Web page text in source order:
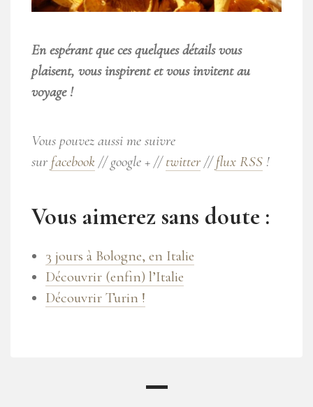
En espérant que ces quelques détails vous
plaisent, vous inspirent et vous invitent au
voyage !
Vous pouvez aussi me suivre
sur facebook // google + //twitter //flux RSS !
Vous aimerez sans doute :
3 jours à Bologne, en Italie
Découvrir (enfin) l’Italie
Découvrir Turin !